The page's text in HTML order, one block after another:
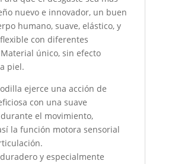
nuevo e innovador, un buen
humano, suave, elástico, y
con diferentes
único, sin efecto
piel.
ejerce una acción de
con una suave
el movimiento,
la función motora sensorial
y especialmente